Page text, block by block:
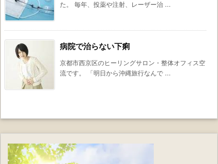
た。 毎年、投薬や注射、レーザー治 ...
病院で治らない下痢
京都市西京区のヒーリングサロン・整体オフィス空
流です。 「明日から沖縄旅行なんで ...